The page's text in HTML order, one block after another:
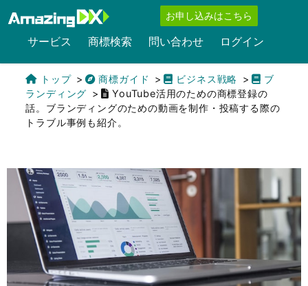
お申し込みはこちら
サービス 商標検索 問い合わせ ログイン
トップ 商標ガイド ビジネス戦略
ブ
ランディング
YouTube活用のための商標登録の
話。ブランディングのための動画を制作・投稿する際の
トラブル事例も紹介。